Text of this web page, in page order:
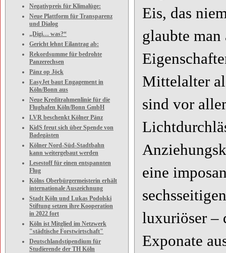
Negativpreis für Klimalüge:
Neue Plattform für Transparenz
und Dialog
„Digi… was?“
Gericht lehnt Eilantrag ab:
Rekordsumme für bedrohte
Panzerechsen
Pänz op Jöck
EasyJet baut Engagement in
Köln/Bonn aus
Neue Kreditrahmenlinie für die
Flughafen Köln/Bonn GmbH
LVR beschenkt Kölner Pänz
KidS freut sich über Spende von
Badegästen
Kölner Nord-Süd-Stadtbahn
kann weitergebaut werden
Lesestoff für einen entspannten
Flug
Kölns Oberbürgermeisterin erhält
internationale Auszeichnung
Stadt Köln und Lukas Podolski
Stiftung setzen ihre Kooperation
in 2022 fort
Köln ist Mitglied im Netzwerk
"städtische Forstwirtschaft"
Deutschlandstipendium für
Studierende der TH Köln
Eis, das
glaubte
Mittelalter
sind vor
eine
luxuriöser –
Exponate